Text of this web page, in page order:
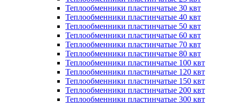
Теплообменники пластинчатые 30 квт
Теплообменники пластинчатые 40 квт
Теплообменники пластинчатые 50 квт
Теплообменники пластинчатые 60 квт
Теплообменники пластинчатые 70 квт
Теплообменники пластинчатые 80 квт
Теплообменники пластинчатые 100 квт
Теплообменники пластинчатые 120 квт
Теплообменники пластинчатые 150 квт
Теплообменники пластинчатые 200 квт
Теплообменники пластинчатые 300 квт